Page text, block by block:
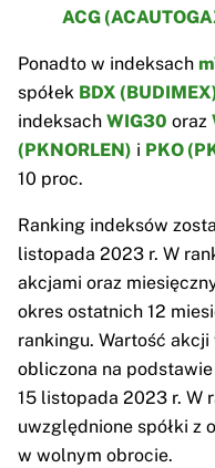
ACG
Ponadto w indeksach
spółek BDX
indeksach WIG30 oraz
(PKNORLEN) i PKO
10 proc.
Ranking indeksów
listopada 2023 r. W
akcjami oraz
okres ostatnich 12
rankingu. Wartość
obliczona na
15 listopada 2023 r. W
uwzględnione spółki z
w wolnym obrocie.